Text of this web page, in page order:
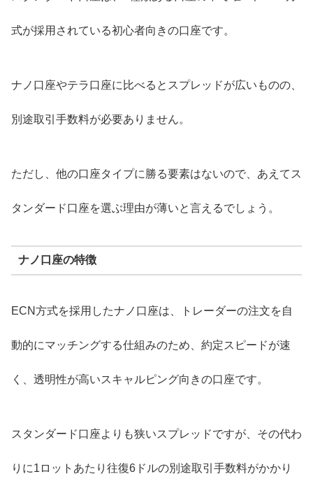
式が採用されている初心者向きの口座です。
ナノ口座やテラ口座に比べるとスプレッドが広いものの、
別途取引手数料が必要ありません。
ただし、他の口座タイプに勝る要素はないので、あえてス
タンダード口座を選ぶ理由が薄いと言えるでしょう。
ナノ口座の特徴
ECN方式を採用したナノ口座は、トレーダーの注文を自
動的にマッチングする仕組みのため、約定スピードが速
く、透明性が高いスキャルピング向きの口座です。
スタンダード口座よりも狭いスプレッドですが、その代わ
りに1ロットあたり往復6ドルの別途取引手数料がかかり